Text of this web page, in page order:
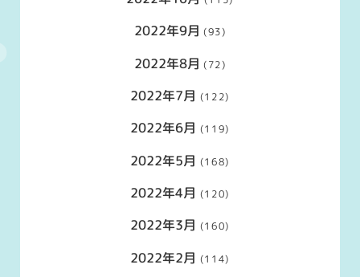
2022年9月 (93)
2022年8月 (72)
2022年7月 (122)
2022年6月 (119)
2022年5月 (168)
2022年4月 (120)
2022年3月 (160)
2022年2月 (114)